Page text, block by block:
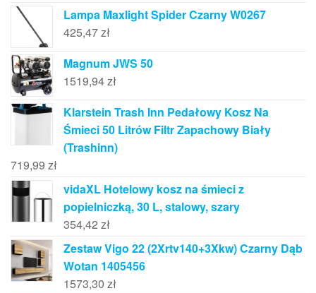
Lampa Maxlight Spider Czarny W0267
425,47zł
Magnum JWS 50
1519,94zł
Klarstein Trash Inn Pedałowy Kosz Na
Śmieci 50 Litrów Filtr Zapachowy Biały
(Trashinn)
719,99 zł
vidaXL Hotelowy kosz na śmieci z
popielniczką, 30 L, stalowy, szary
354,42 zł
Zestaw Vigo 22 (2Xrtv140+3Xkw) Czarny Dąb
Wotan 1405456
1573,30 zł